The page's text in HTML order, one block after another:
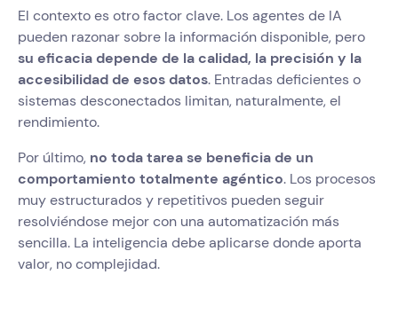
El contexto es otro factor clave. Los agentes de IA
pueden razonar sobre la información disponible, pero
su eficacia depende de la calidad, la precisión y la
accesibilidad de esos datos. Entradas deficientes o
sistemas desconectados limitan, naturalmente, el
rendimiento.
Por último, no toda tarea se beneficia de un
comportamiento totalmente agéntico. Los procesos
muy estructurados y repetitivos pueden seguir
resolviéndose mejor con una automatización más
sencilla. La inteligencia debe aplicarse donde aporta
valor, no complejidad.